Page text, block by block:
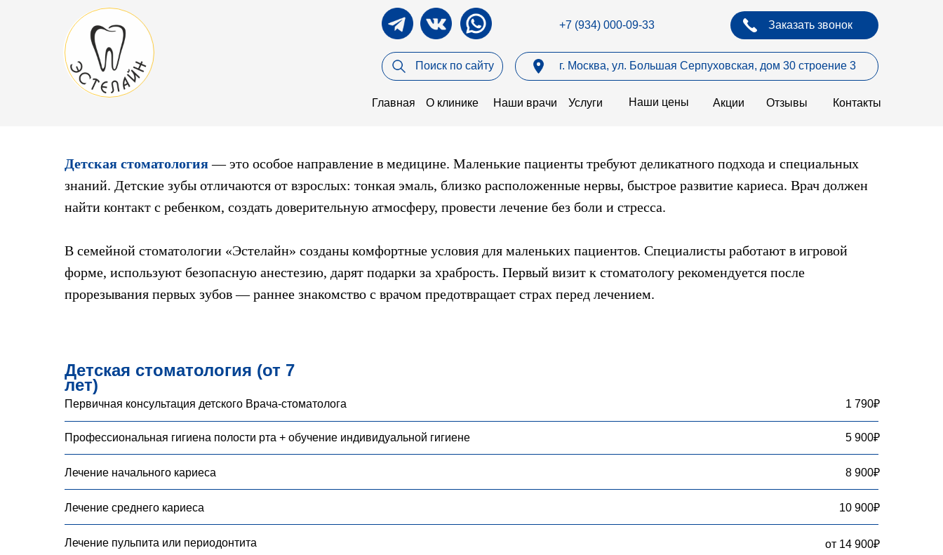
+7 (934) 000-09-33
Главная О клинике Наши врачи Услуги Наши цены Акции Отзывы Контакты
г. Москва, ул. Большая Серпуховская, дом 30 строение 3
Поиск по сайту
‎ ‎ ‎ ‎ Заказать звонок
Детская стоматология — это особое направление в медицине. Маленькие пациенты требуют деликатного подхода и специальных
знаний. Детские зубы отличаются от взрослых: тонкая эмаль, близко расположенные нервы, быстрое развитие кариеса. Врач должен
найти контакт с ребенком, создать доверительную атмосферу, провести лечение без боли и стресса.
В семейной стоматологии «Эстелайн» созданы комфортные условия для маленьких пациентов. Специалисты работают в игровой
форме, используют безопасную анестезию, дарят подарки за храбрость. Первый визит к стоматологу рекомендуется после
прорезывания первых зубов — раннее знакомство с врачом предотвращает страх перед лечением.
Детская стоматология (от 7
лет)
Первичная консультация детского Врача-стоматолога 1 790₽
Профессиональная гигиена полости рта + обучение индивидуальной гигиене 5 900₽
Лечение пульпита или периодонтита от 14 900₽
8 900₽
Лечение начального кариеса
Лечение среднего кариеса 10 900₽